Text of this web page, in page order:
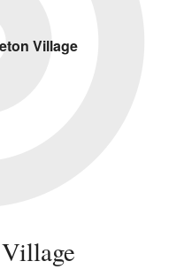
Village